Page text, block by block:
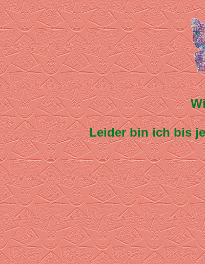
Leider bin ich bis